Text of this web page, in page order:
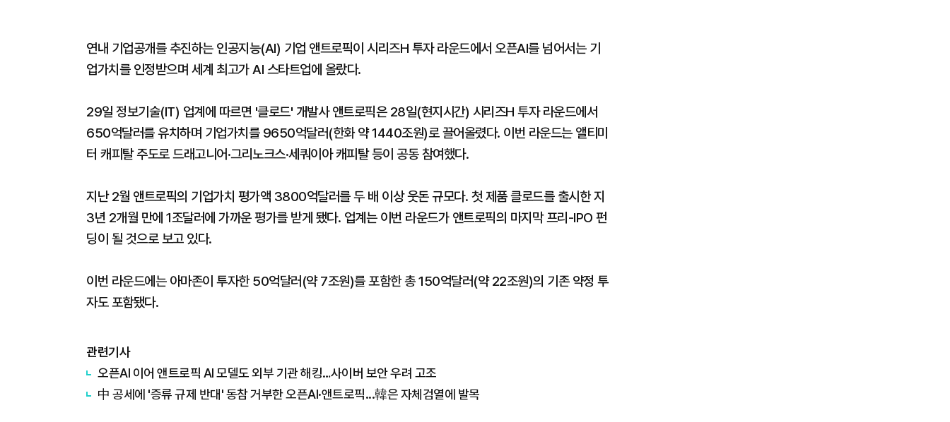
연내 기업공개를 추진하는 인공지능(AI) 기업 앤트로픽이 시리즈H 투자 라운드에서 오픈AI를 넘어서는 기
업가치를 인정받으며 세계 최고가 AI 스타트업에 올랐다.
29일 정보기술(IT) 업계에 따르면 '클로드' 개발사 앤트로픽은 28일(현지시간) 시리즈H 투자 라운드에서
650억달러를 유치하며 기업가치를 9650억달러(한화 약 1440조원)로 끌어올렸다. 이번 라운드는 앨티미
터 캐피탈 주도로 드래고니어·그리노크스·세쿼이아 캐피탈 등이 공동 참여했다.
지난 2월 앤트로픽의 기업가치 평가액 3800억달러를 두 배 이상 웃돈 규모다. 첫 제품 클로드를 출시한 지
3년 2개월 만에 1조달러에 가까운 평가를 받게 됐다. 업계는 이번 라운드가 앤트로픽의 마지막 프리-IPO 펀
딩이 될 것으로 보고 있다.
이번 라운드에는 아마존이 투자한 50억달러(약 7조원)를 포함한 총 150억달러(약 22조원)의 기존 약정 투
자도 포함됐다.
관련기사
오픈AI 이어 앤트로픽 AI 모델도 외부 기관 해킹…사이버 보안 우려 고조
中 공세에 '증류 규제 반대' 동참 거부한 오픈AI·앤트로픽...韓은 자체검열에 발목